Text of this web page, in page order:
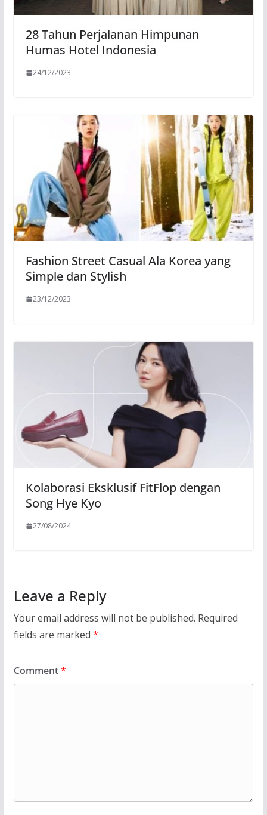
28 Tahun Perjalanan Himpunan
Humas Hotel Indonesia
24/12/2023
Fashion Street Casual Ala Korea yang
Simple dan Stylish
23/12/2023
Kolaborasi Eksklusif FitFlop dengan
Song Hye Kyo
27/08/2024
Leave a Reply
Your email address will not be published. Required
fields are marked *
Comment*